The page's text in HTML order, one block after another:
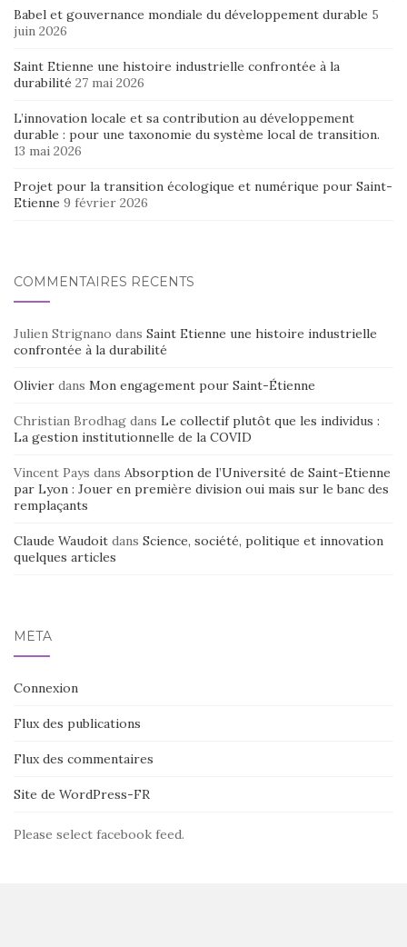
Babel et gouvernance mondiale du développement durable 5
juin 2026
Saint Etienne une histoire industrielle confrontée à la
durabilité 27 mai 2026
L’innovation locale et sa contribution au développement
durable : pour une taxonomie du système local de transition.
13 mai 2026
Projet pour la transition écologique et numérique pour Saint-
Etienne 9 février 2026
COMMENTAIRES RÉCENTS
Julien Strignano dans Saint Etienne une histoire industrielle
confrontée à la durabilité
Olivier dans Mon engagement pour Saint-Étienne
Christian Brodhag dans Le collectif plutôt que les individus :
La gestion institutionnelle de la COVID
Vincent Pays dans Absorption de l’Université de Saint-Etienne
par Lyon : Jouer en première division oui mais sur le banc des
remplaçants
Claude Waudoit dans Science, société, politique et innovation
quelques articles
MÉTA
Connexion
Flux des publications
Flux des commentaires
Site de WordPress-FR
Please select facebook feed.